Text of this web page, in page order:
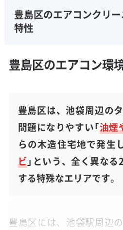
豊島区のエアコンクリ
特性
豊島区のエアコン環
豊島区は、池袋周辺の
問題になりやすい「油煙
らの木造住宅地で発生
ビ」という、全く異な
する特殊なエリアです。
豊島区には、池袋駅周辺